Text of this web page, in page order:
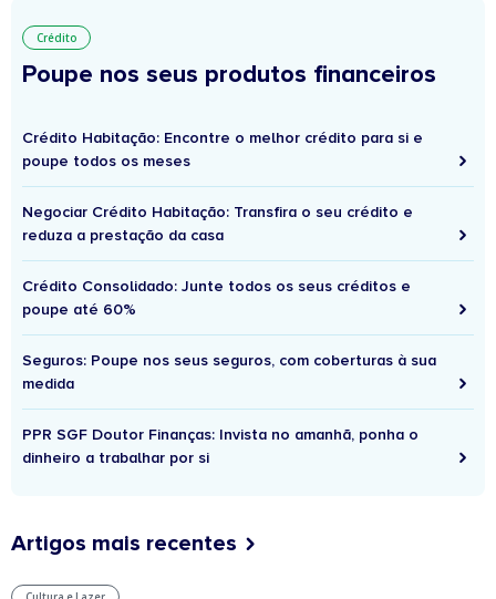
Crédito
Poupe nos seus produtos financeiros
Crédito Habitação: Encontre o melhor crédito para si e
poupe todos os meses
Negociar Crédito Habitação: Transfira o seu crédito e
reduza a prestação da casa
Crédito Consolidado: Junte todos os seus créditos e
poupe até 60%
Seguros: Poupe nos seus seguros, com coberturas à sua
medida
PPR SGF Doutor Finanças: Invista no amanhã, ponha o
dinheiro a trabalhar por si
Artigos mais recentes